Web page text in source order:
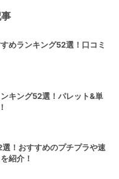
めランキング52選！口コミ
キング52選！パレット&単
！おすすめのプチプラや速
紹介！